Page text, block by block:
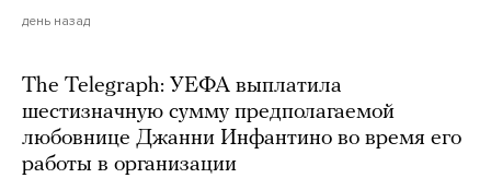
день назад
The Telegraph: УЕФА выплатила
шестизначную сумму предполагаемой
любовнице Джанни Инфантино во время его
работы в организации